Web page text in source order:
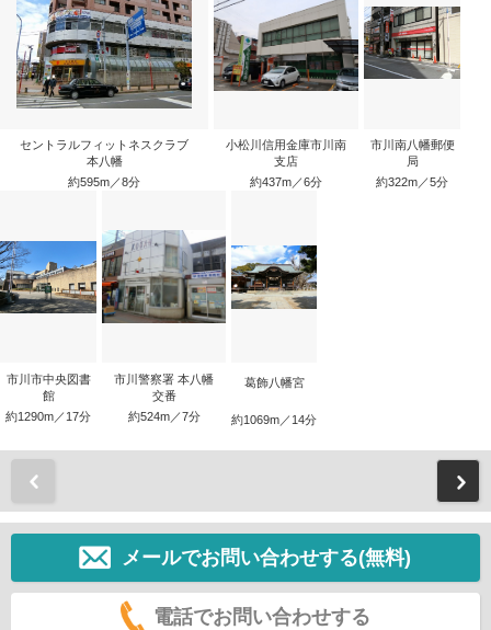
セントラルフィットネスクラブ
本八幡
約595m／8分
小松川信用金庫市川南
支店
約437m／6分
市川南八幡郵便
局
約322m／5分
市川市中央図書
館
約1290m／17分
市川警察署 本八幡
交番
約524m／7分
葛飾八幡宮
約1069m／14分
メールでお問い合わせする(無料)
電話でお問い合わせする